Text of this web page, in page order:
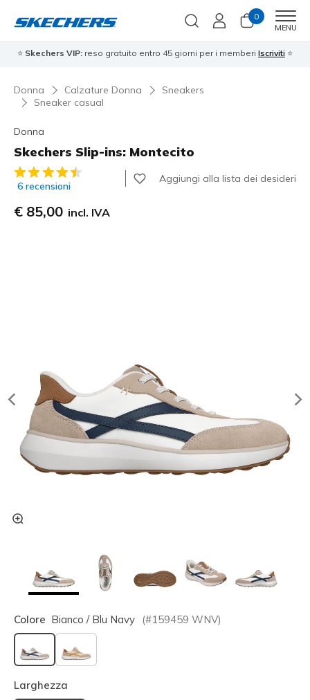
0
MENU
⭐ Skechers VIP: reso gratuito entro 45 giorni per i memberi Iscriviti ⭐
Donna Calzature Donna
Sneakers
Sneaker casual
Donna
Skechers Slip-ins: Montecito
Valutazione cliente 3,2 su 5
6 recensioni
Aggiungi alla lista dei desideri
€ 85,00 incl. IVA
Colore Bianco / Blu Navy (#159459 WNV)
selezionato
Larghezza